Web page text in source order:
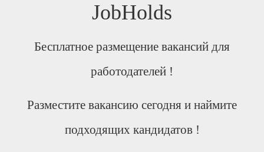
JobHolds
Бесплатное размещение вакансий для
работодателей !
Разместите вакансию сегодня и наймите
подходящих кандидатов !